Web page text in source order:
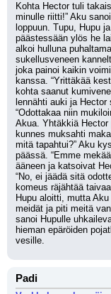
Kohta Hector tuli
minulle riitti!” Aku
loppuun. Tupu, Hupu
päästessään ylös he
alkoi hulluna
sukellusveneen
joka painoi kaikin
kanssa. “Yrittäkää
kohta saanut
lennähti auki ja
“Odottakaa niin
Akua. Yhtäkkiä
kunnes muksahti
mitä tapahtui?” Aku
päässä. “Emme
ääneen ja katsoivat
“No, ei jäädä sitä
komeus räjähtää
Hupu aloitti, mutta
meidät ja piti meitä
sanoi Hupulle
hieman epäröiden
vesille.
Padi